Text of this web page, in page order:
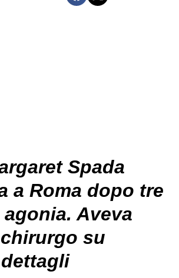
Spada
a Roma dopo tre
Aveva
su